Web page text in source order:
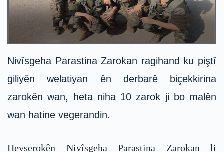
Nivîsgeha Parastina Zarokan ragihand ku piştî
giliyên welatiyan ên derbarê biçekkirina
zarokên wan, heta niha 10 zarok ji bo malên
wan hatine vegerandin.
Hevserokên Nivîsgeha Parastina Zarokan li